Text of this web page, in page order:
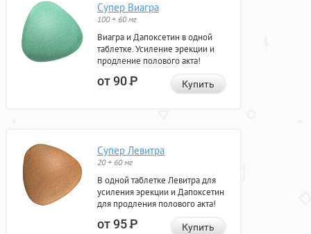
Супер Виагра
100 + 60 мг
Виагра и Дапоксетин в одной
таблетке. Усиление эрекции и
продление полового акта!
от 90Р Купить
Супер Левитра
20 + 60 мг
В одной таблетке Левитра для
усиления эрекции и Дапоксетин
для продления полового акта!
от 95Р Купить